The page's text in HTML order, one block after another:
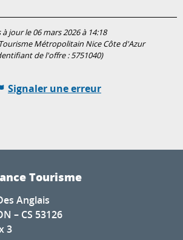
à jour le 06 mars 2026 à 14:18
Métropolitain Nice Côte d'Azur
de l'offre :5751040)
Signaler une erreur
Tourisme
Anglais
– CS 53126
3